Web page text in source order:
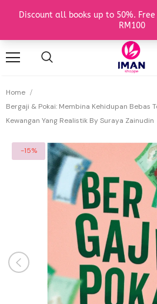
Home
Bergaji & Pokai: Membina Kehidupan Bebas
Kewangan Yang Realistik By Suraya Zainudin
-15%